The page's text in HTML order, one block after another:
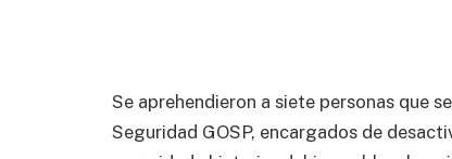
Se aprehendieron a siete personas que
Seguridad GOSP, encargados de